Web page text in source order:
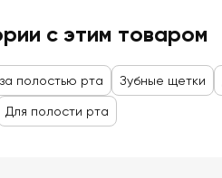
с этим товаром
полостью рта Зубные щетки
Для полости рта